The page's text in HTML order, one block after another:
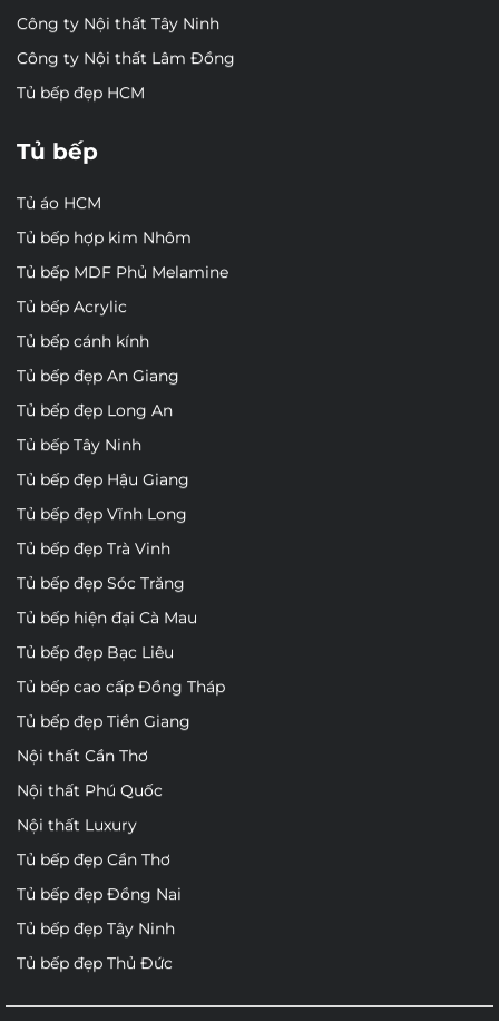
Công ty Nội thất Tây Ninh
Công ty Nội thất Lâm Đồng
Tủ bếp đẹp HCM
Tủ bếp
Tủ áo HCM
Tủ bếp hợp kim Nhôm
Tủ bếp MDF Phủ Melamine
Tủ bếp Acrylic
Tủ bếp cánh kính
Tủ bếp đẹp An Giang
Tủ bếp đẹp Long An
Tủ bếp Tây Ninh
Tủ bếp đẹp Hậu Giang
Tủ bếp đẹp Vĩnh Long
Tủ bếp đẹp Trà Vinh
Tủ bếp đẹp Sóc Trăng
Tủ bếp hiện đại Cà Mau
Tủ bếp đẹp Bạc Liêu
Tủ bếp cao cấp Đồng Tháp
Tủ bếp đẹp Tiền Giang
Nội thất Cần Thơ
Nội thất Phú Quốc
Nội thất Luxury
Tủ bếp đẹp Cần Thơ
Tủ bếp đẹp Đồng Nai
Tủ bếp đẹp Tây Ninh
Tủ bếp đẹp Thủ Đức